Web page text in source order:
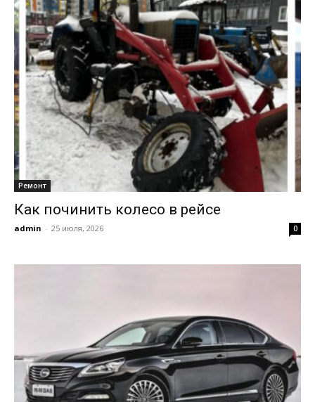
Ремонт
Как починить колесо в рейсе
admin - 25 июля, 2026 0